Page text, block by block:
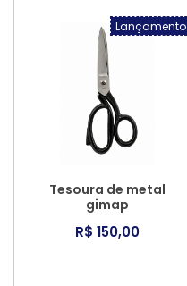
Lançamento
Tesoura de metal
gimap
R$ 150,00